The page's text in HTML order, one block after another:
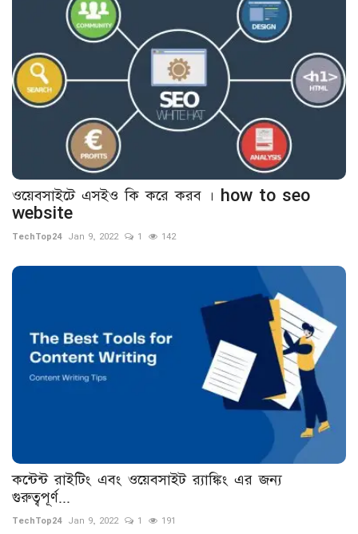
ওয়েবসাইটে এসইও কি করে করব । how to seo
website
TechTop24 Jan 9, 2022 1 142
কন্টেন্ট রাইটিং এবং ওয়েবসাইট র‍্যাঙ্কিং এর জন্য
গুরুত্বপূর্ণ...
TechTop24 Jan 9, 2022 1 191